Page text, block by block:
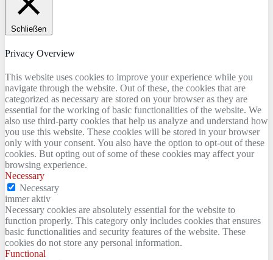
Schließen
Privacy Overview
This website uses cookies to improve your experience while you
navigate through the website. Out of these, the cookies that are
categorized as necessary are stored on your browser as they are
essential for the working of basic functionalities of the website. We
also use third-party cookies that help us analyze and understand how
you use this website. These cookies will be stored in your browser
only with your consent. You also have the option to opt-out of these
cookies. But opting out of some of these cookies may affect your
browsing experience.
Necessary
Necessary
immer aktiv
Necessary cookies are absolutely essential for the website to
function properly. This category only includes cookies that ensures
basic functionalities and security features of the website. These
cookies do not store any personal information.
Functional